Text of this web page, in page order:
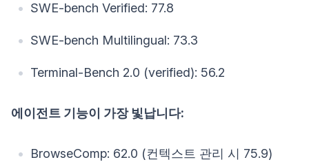
SWE-bench Verified: 77.8
SWE-bench Multilingual: 73.3
Terminal-Bench 2.0 (verified): 56.2
에이전트 기능이 가장 빛납니다:
BrowseComp: 62.0 (컨텍스트 관리 시 75.9)